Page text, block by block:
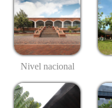
Nivel nacional